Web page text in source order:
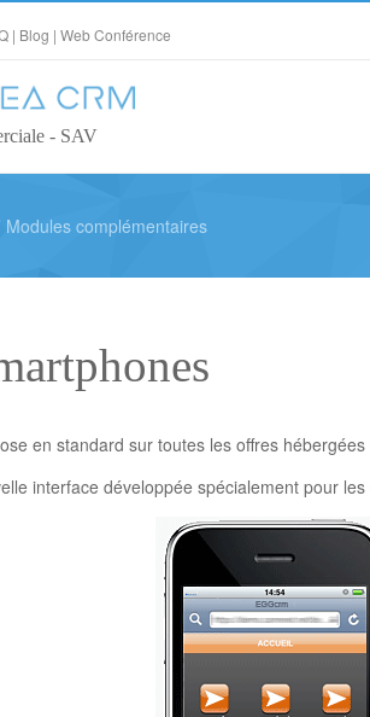
| Blog | Web Conférence
- SAV
Modules complémentaires
en standard sur toutes les offres
interface développée spécialement pour